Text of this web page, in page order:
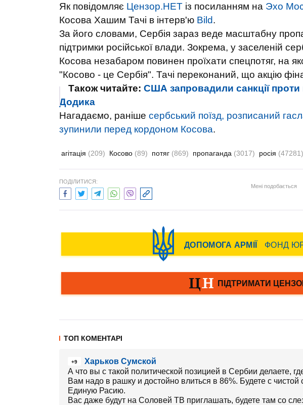
Як повідомляє Цензор.НЕТ із посиланням на Эхо
Косова Хашим Тачі в інтерв'ю Bild.
За його словами, Сербія зараз веде масштабну
підтримки російської влади. Зокрема, у заселеній
Косова незабаром повинен проїхати спецпотяг, на
"Косово - це Сербія". Тачі переконаний, що акцію
Також читайте: США запровадили санкції
Додика
Нагадаємо, раніше сербський поїзд, розписаний
зупинили перед кордоном Косова.
агітація (209) Косово (89) потяг (869) пропаганда (3017) росія (47281)
ПОДІЛИТИСЯ:
Мені подобається
ТОП КОМЕНТАРІ
+9
Харьков Сумской
А что вы с такой политической позицией в Сербии делаете,
Вам надо в рашку и достойно влиться в 86%. Будете с чистой
Единую Расию.
Вас даже будут на Соловей ТВ приглашать, будете там со